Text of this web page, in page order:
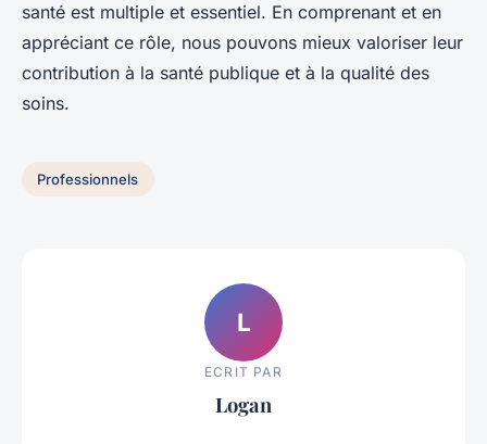
santé est multiple et essentiel. En comprenant et en
appréciant ce rôle, nous pouvons mieux valoriser leur
contribution à la santé publique et à la qualité des
soins.
Professionnels
L
ECRIT PAR
Logan